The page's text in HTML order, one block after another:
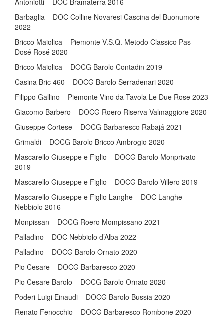
Antoniotti – DOC Bramaterra 2016
Barbaglia – DOC Colline Novaresi Cascina del Buonumore
2022
Bricco Maiolica – Piemonte V.S.Q. Metodo Classico Pas
Dosé Rosé 2020
Bricco Maiolica – DOCG Barolo Contadin 2019
Casina Bric 460 – DOCG Barolo Serradenari 2020
Filippo Gallino – Piemonte Vino da Tavola Le Due Rose 2023
Giacomo Barbero – DOCG Roero Riserva Valmaggiore 2020
Giuseppe Cortese – DOCG Barbaresco Rabajá 2021
Grimaldi – DOCG Barolo Bricco Ambrogio 2020
Mascarello Giuseppe e Figlio – DOCG Barolo Monprivato
2019
Mascarello Giuseppe e Figlio – DOCG Barolo Villero 2019
Mascarello Giuseppe e Figlio Langhe – DOC Langhe
Nebbiolo 2016
Monpissan – DOCG Roero Mompissano 2021
Palladino – DOC Nebbiolo d’Alba 2022
Palladino – DOCG Barolo Ornato 2020
Pio Cesare – DOCG Barbaresco 2020
Pio Cesare Barolo – DOCG Barolo Ornato 2020
Poderi Luigi Einaudi – DOCG Barolo Bussia 2020
Renato Fenocchio – DOCG Barbaresco Rombone 2020